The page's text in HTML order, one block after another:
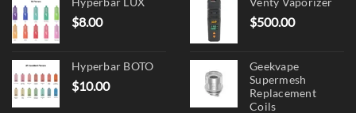
product
$8.00
Hyperbar BOTO
$10.00
$500.00
Geekvape
Supermesh
Replacement
Coils